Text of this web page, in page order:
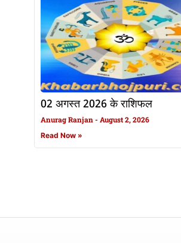
02 अगस्त 2026 के राशिफल
Anurag Ranjan August 2, 2026
Read Now »